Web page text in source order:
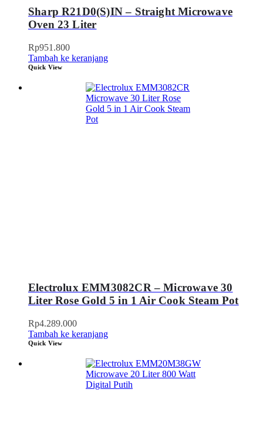
Sharp R21D0(S)IN – Straight Microwave
Oven 23 Liter
Rp951.800
Tambah ke keranjang
Quick View
Electrolux EMM3082CR – Microwave 30
Liter Rose Gold 5 in 1 Air Cook Steam Pot
Rp4.289.000
Tambah ke keranjang
Quick View